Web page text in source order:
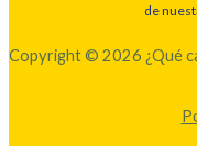
de
Copyright © 2026 ¿Qué